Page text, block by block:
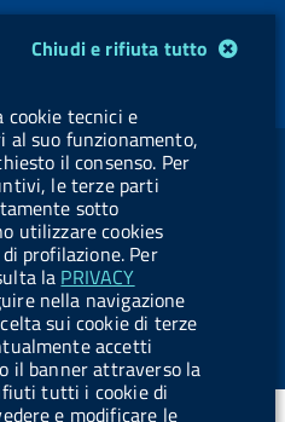
Chiudi e rifiuta tutto
tecnici e
al suo funzionamento,
il consenso. Per
le terze parti
sotto
utilizzare cookies
profilazione. Per
la PRIVACY
nella navigazione
sui cookie di terze
accetti
il banner attraverso la
tutti i cookie di
e modificare le
e
b
u
t
t
o
n
.
s
p
o